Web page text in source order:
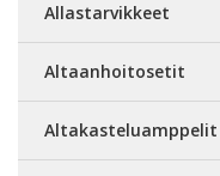
Allastarvikkeet
Altaanhoitosetit
Altakasteluamppelit